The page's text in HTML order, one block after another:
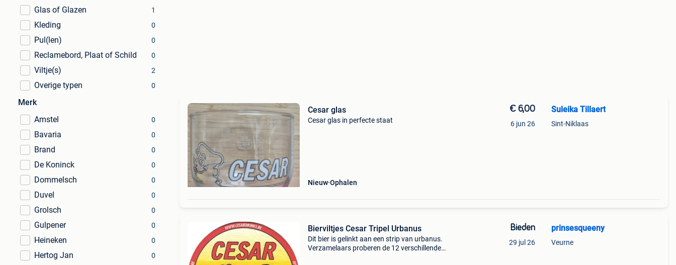
Glas of Glazen 1
Kleding 0
Pul(len) 0
Reclamebord, Plaat of Schild 0
Viltje(s) 2
Overige typen 0
Merk
Amstel
0
Bavaria 0
Brand 0
De Koninck 0
Dommelsch 0
Duvel 0
Grolsch 0
Gulpener 0
Heineken 0
Hertog Jan 0
Cesar glas
Cesar glas in perfecte staat
Nieuw Ophalen
€ 6,00
6 jun 26
Suleika Tillaert
Sint-Niklaas
Bierviltjes Cesar Tripel Urbanus
Dit bier is gelinkt aan een strip van urbanus.
Verzamelaars proberen de 12 verschillende
Bieden
29 jul 26
prinsesqueeny
Veurne